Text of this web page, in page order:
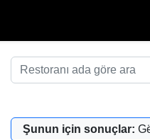
Şunun için sonuçlar: